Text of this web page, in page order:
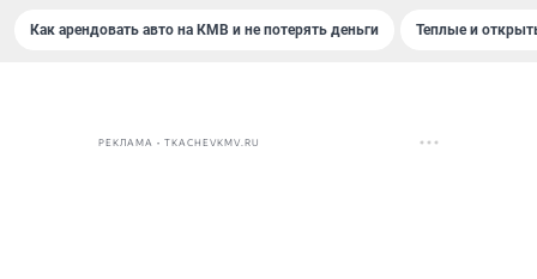
Как арендовать авто на КМВ и не потерять деньги Теплые и
РЕКЛАМА • TKACHEVKMV.RU